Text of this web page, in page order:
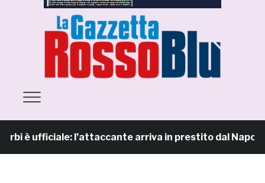
è ufficiale: l’attaccante arriva in prestito dal Napoli